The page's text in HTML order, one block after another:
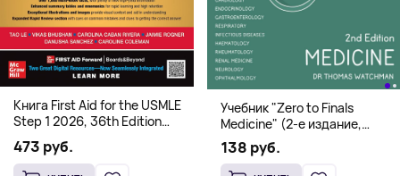
Книга First Aid for the USMLE
Step 1 2026, 36th Edition
(Мягкий переплет,
Английский язык)
473 руб.
Учебник "Zero to Finals
Medicine" (2-е издание,
Мягкая обложка) Dr. Thomas
Watchman
138 руб.